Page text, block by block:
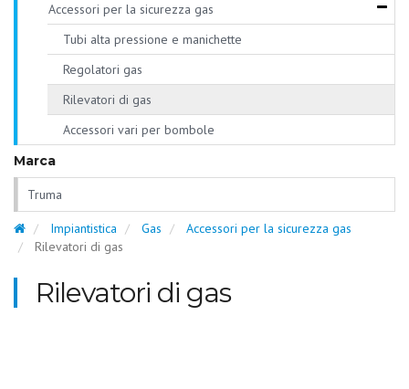
Accessori per la sicurezza gas
Tubi alta pressione e manichette
Regolatori gas
Rilevatori di gas
Accessori vari per bombole
Marca
Truma
Impiantistica Gas
Accessori per la sicurezza gas
Rilevatori di gas
Rilevatori di gas